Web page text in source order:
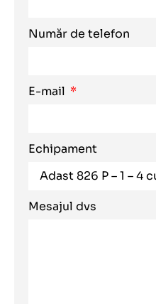
Număr de telefon
E-mail
Echipament
Mesajul dvs